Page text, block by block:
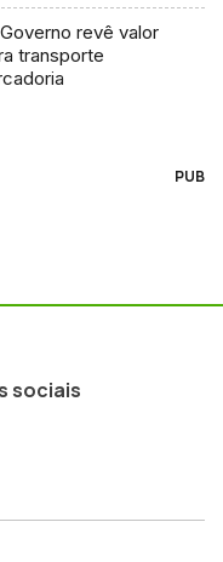
revê valor
transporte
PUB
sociais